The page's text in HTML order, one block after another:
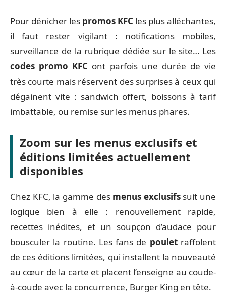
Pour dénicher les promos KFC les plus alléchantes,
il faut rester vigilant : notifications mobiles,
surveillance de la rubrique dédiée sur le site… Les
codes promo KFC ont parfois une durée de vie
très courte mais réservent des surprises à ceux qui
dégainent vite : sandwich offert, boissons à tarif
imbattable, ou remise sur les menus phares.
Zoom sur les menus exclusifs et
éditions limitées actuellement
disponibles
Chez KFC, la gamme des menus exclusifssuit une
logique bien à elle : renouvellement rapide,
recettes inédites, et un soupçon d’audace pour
bousculer la routine. Les fans de pouletraffolent
de ces éditions limitées, qui installent la nouveauté
au cœur de la carte et placent l’enseigne au coude-
à-coude avec la concurrence, Burger King en tête.